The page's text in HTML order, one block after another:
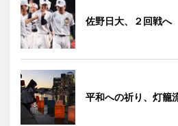
佐野日大、２回戦
平和への祈り、灯籠